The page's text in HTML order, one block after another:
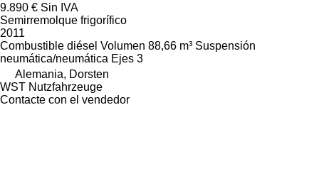
9.890 € Sin IVA
Semirremolque frigorífico
2011
Combustible diésel Volumen 88,66 m³ Suspensión
neumática/neumática Ejes 3
Alemania, Dorsten
WST Nutzfahrzeuge
Contacte con el vendedor